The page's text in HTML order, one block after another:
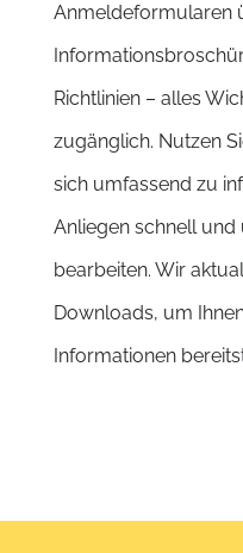
Anmeldeformularen
Richtlinien – alles
zugänglich. Nutzen
sich umfassend zu
Anliegen schnell
bearbeiten. Wir
Downloads, um
Informationen